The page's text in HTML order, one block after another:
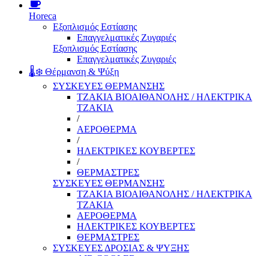
Horeca
Εξοπλισμός Εστίασης
Επαγγελματικές Ζυγαριές
Εξοπλισμός Εστίασης
Επαγγελματικές Ζυγαριές
🌡️❄️ Θέρμανση & Ψύξη
ΣΥΣΚΕΥΕΣ ΘΕΡΜΑΝΣΗΣ
ΤΖΑΚΙΑ ΒΙΟΑΙΘΑΝΟΛΗΣ / ΗΛΕΚΤΡΙΚΑ
ΤΖΑΚΙΑ
/
ΑΕΡΟΘΕΡΜΑ
/
ΗΛΕΚΤΡΙΚΕΣ ΚΟΥΒΕΡΤΕΣ
/
ΘΕΡΜΑΣΤΡΕΣ
ΣΥΣΚΕΥΕΣ ΘΕΡΜΑΝΣΗΣ
ΤΖΑΚΙΑ ΒΙΟΑΙΘΑΝΟΛΗΣ / ΗΛΕΚΤΡΙΚΑ
ΤΖΑΚΙΑ
ΑΕΡΟΘΕΡΜΑ
ΗΛΕΚΤΡΙΚΕΣ ΚΟΥΒΕΡΤΕΣ
ΘΕΡΜΑΣΤΡΕΣ
ΣΥΣΚΕΥΕΣ ΔΡΟΣΙΑΣ & ΨΥΞΗΣ